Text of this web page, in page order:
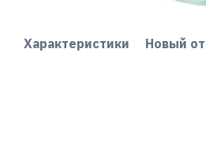
Характеристики Новый